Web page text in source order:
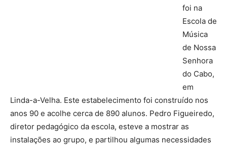
foi na
Escola de
Música
de Nossa
Senhora
do Cabo,
em
Linda-a-Velha. Este estabelecimento foi construído nos
anos 90 e acolhe cerca de 890 alunos. Pedro Figueiredo,
diretor pedagógico da escola, esteve a mostrar as
instalações ao grupo, e partilhou algumas necessidades